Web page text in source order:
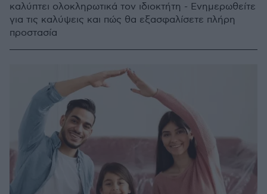
καλύπτει ολοκληρωτικά τον ιδιοκτήτη - Ενημερωθείτε
για τις καλύψεις και πώς θα εξασφαλίσετε πλήρη
προστασία